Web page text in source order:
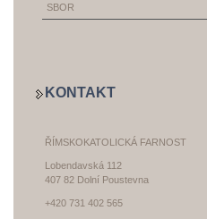
SBOR
KONTAKT
ŘÍMSKOKATOLICKÁ FARNOST
Lobendavská 112
407 82 Dolní Poustevna
+420 731 402 565